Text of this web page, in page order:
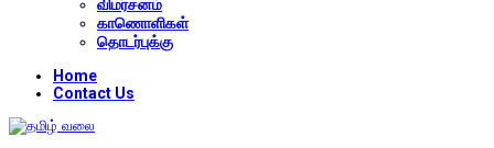
விமர்சனம்
காணொளிகள்
தொடர்புக்கு
Home
Contact Us